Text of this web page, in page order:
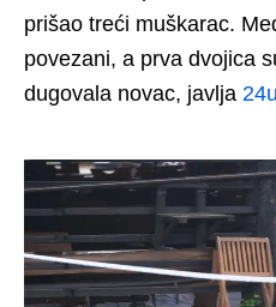
prišao treći muškarac.
povezani, a prva dvojica
dugovala novac, javlja